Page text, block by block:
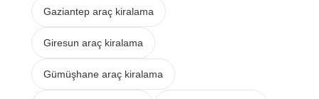
Gaziantep araç kiralama
Giresun araç kiralama
Gümüşhane araç kiralama